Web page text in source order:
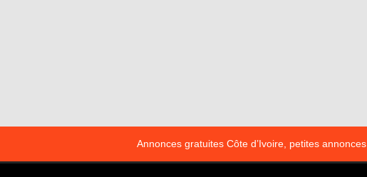
Annonces gratuites Côte d’Ivoire, petites annonces